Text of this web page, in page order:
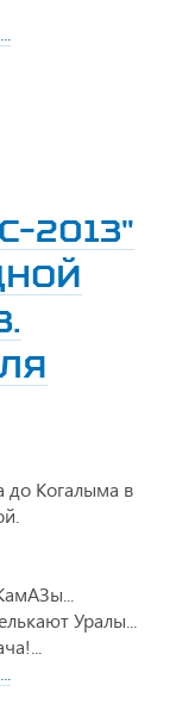
2013"
до Когалыма в
Уралы...